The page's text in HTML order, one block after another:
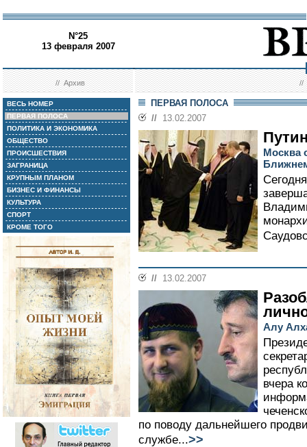
N°25
13 февраля 2007
//Архив //
ВЕСЬ НОМЕР
ПЕРВАЯ ПОЛОСА
ПОЛИТИКА И ЭКОНОМИКА
ОБЩЕСТВО
ПРОИСШЕСТВИЯ
ЗАГРАНИЦА
КРУПНЫМ ПЛАНОМ
БИЗНЕС И ФИНАНСЫ
КУЛЬТУРА
СПОРТ
КРОМЕ ТОГО
ПЕРВАЯ ПОЛОСА
// 13.02.2007
Москва
// 13.02.2007
Алу
вчера
по поводу дальнейшего
службе...>>